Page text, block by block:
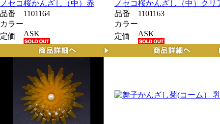
ノセコ桜かんざし（中）赤
ノセコ桜かんざし（中）クリ
品番
1101164
カラー
定価
ASK
品番
1101163
カラー
定価
ASK